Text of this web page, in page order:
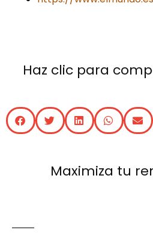
Haz clic para
Maximiza tu